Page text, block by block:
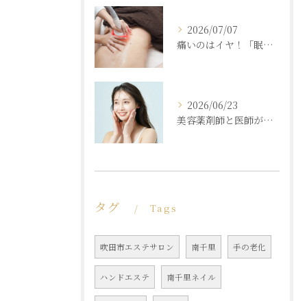
2026/07/07
痛いのはイヤ！「眠れるほど気持ちいいのに結果が出る」痩身エステの秘密
2026/06/23
美容薬剤師と医師が共同開発した商材と「真皮層フェイシャル」で内側からもっちり潤う素肌へ
タグ Tags
吹田市エステサロン 南千里 手の老化
ハンドエステ 南千里ネイル